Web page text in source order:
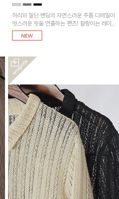
허리와 밑단 밴딩의 자연스러운 주름 디테일이
멋스러운 핏을 연출하는 팬츠! 찰랑이는 레이
온 소재로 가볍고 시원하게 착용되며, 여유로
운 실루엣으로 활동성이 좋아 데일리 하게 즐